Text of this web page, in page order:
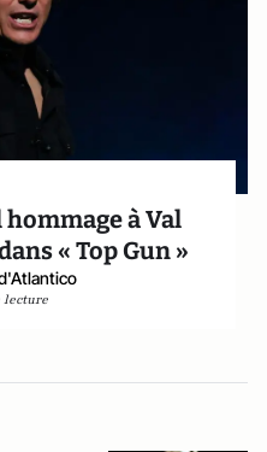
à Val
« Top Gun »
lecture